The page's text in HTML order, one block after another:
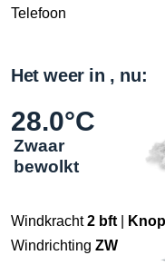
Telefoon
Het weer in , nu:
28.0°C
Zwaar
bewolkt
Windkracht2 bft
Windrichting ZW